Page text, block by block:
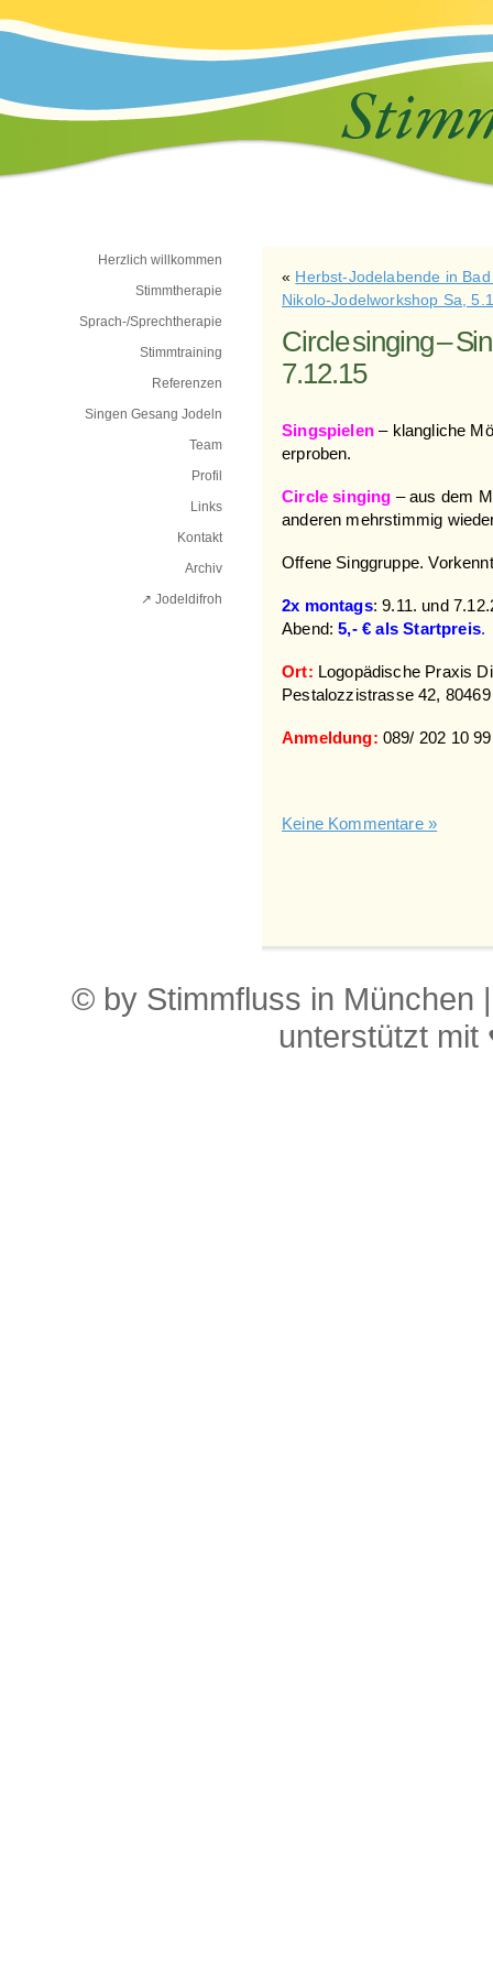
Herzlich willkommen
Stimmtherapie
Sprach-/Sprechtherapie
Stimmtraining
Referenzen
Singen Gesang Jodeln
Team
Profil
Links
Kontakt
Archiv
↗ Jodeldifroh︎
« Herbst-Jodelabende in
Nikolo-Jodelworkshop Sa,
Circle singing –
7.12.15
Singspielen– klangliche
erproben.
Circle singing – aus dem
anderen mehrstimmig
Offene Singgruppe.
2x montags: 9.11. und
Abend:5,- € als Startpreis.
Ort: Logopädische Praxis
Pestalozzistrasse 42,
Anmeldung: 089/ 202 10
Keine Kommentare »
© by Stimmfluss in München
unterstützt